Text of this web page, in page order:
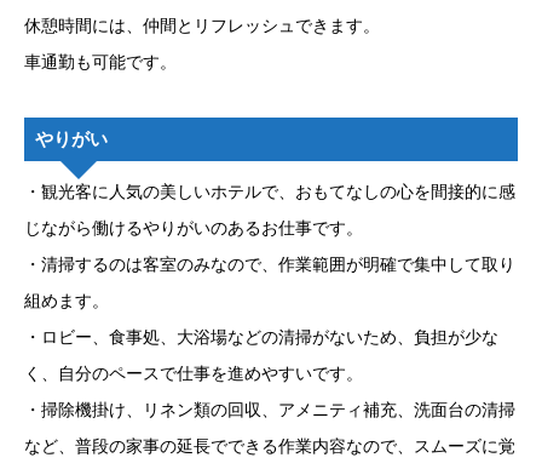
休憩時間には、仲間とリフレッシュできます。
車通勤も可能です。
やりがい
・観光客に人気の美しいホテルで、おもてなしの心を間接的に感
じながら働けるやりがいのあるお仕事です。
・清掃するのは客室のみなので、作業範囲が明確で集中して取り
組めます。
・ロビー、食事処、大浴場などの清掃がないため、負担が少な
く、自分のペースで仕事を進めやすいです。
・掃除機掛け、リネン類の回収、アメニティ補充、洗面台の清掃
など、普段の家事の延長でできる作業内容なので、スムーズに覚